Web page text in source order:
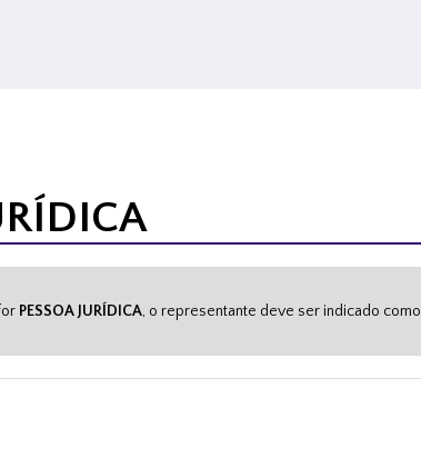
PESSOA JURÍDICA, o representante deve ser indicado como